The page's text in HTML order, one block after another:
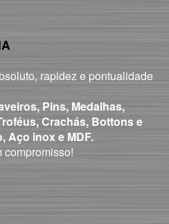
rapidez e pontualidade
Pins, Medalhas,
Crachás, Bottons e
Aço inox e MDF.
compromisso!